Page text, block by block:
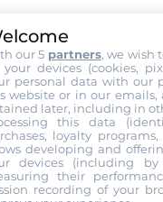
– 649 €
our 5 partners, we wish
your devices (cookies,
personal data with our
website or in our emails,
later, including in
this data
loyalty
developing and
devices (including
their
recording of your